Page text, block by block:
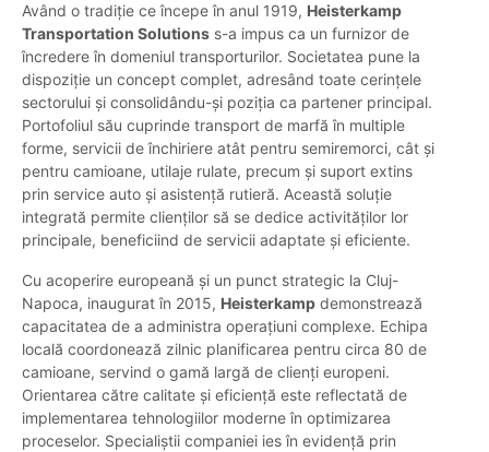
Având o tradiție ce începe în anul 1919, Heisterkamp
Transportation Solutions s-a impus ca un furnizor de
încredere în domeniul transporturilor. Societatea pune la
dispoziție un concept complet, adresând toate cerințele
sectorului și consolidându-și poziția ca partener principal.
Portofoliul său cuprinde transport de marfă în multiple
forme, servicii de închiriere atât pentru semiremorci, cât și
pentru camioane, utilaje rulate, precum și suport extins
prin service auto și asistență rutieră. Această soluție
integrată permite clienților să se dedice activităților lor
principale, beneficiind de servicii adaptate și eficiente.
Cu acoperire europeană și un punct strategic la Cluj-
Napoca, inaugurat în 2015, Heisterkamp demonstrează
capacitatea de a administra operațiuni complexe. Echipa
locală coordonează zilnic planificarea pentru circa 80 de
camioane, servind o gamă largă de clienți europeni.
Orientarea către calitate și eficiență este reflectată de
implementarea tehnologiilor moderne în optimizarea
proceselor. Specialiștii companiei ies în evidență prin